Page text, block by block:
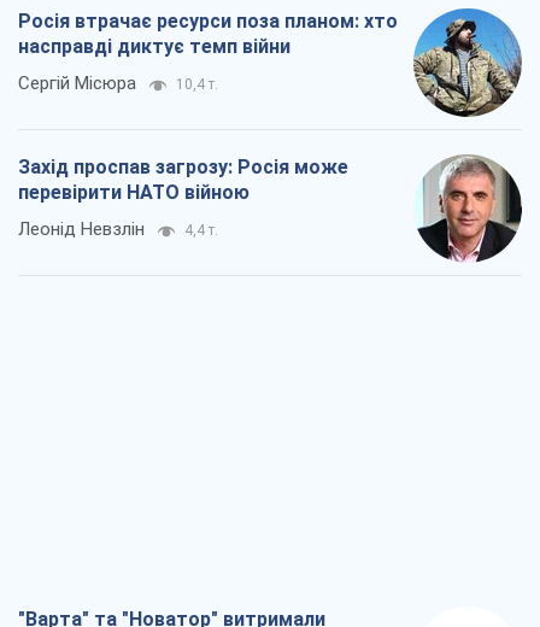
Росія втрачає ресурси поза планом: хто
насправді диктує темп війни
Сергій Місюра 10,4 т.
Захід проспав загрозу: Росія може
перевірити НАТО війною
Леонід Невзлін 4,4 т.
"Варта" та "Новатор" витримали